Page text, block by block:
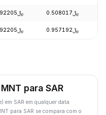
﷼0.392205 ﷼0.508017
﷼0.392205 ﷼0.957192
para SAR
em SAR em qualquer data
para SAR se compara com o